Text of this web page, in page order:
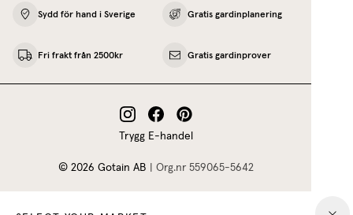
Sydd för hand i Sverige Gratis gardinplanering
Fri frakt från 2500kr Gratis gardinprover
Trygg E-handel
© 2026 Gotain AB Org.nr 559065‍-5642